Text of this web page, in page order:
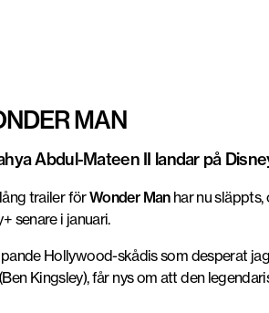
MAN
Abdul-Mateen II landar på
trailer förWonder Manhar nu släppts,
senare i januari.
Hollywood-skådis som desperat
Kingsley), får nys om att den